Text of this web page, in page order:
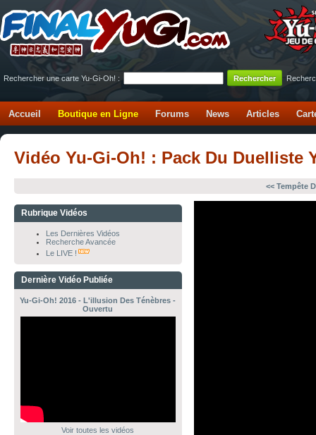
Rechercher une carte Yu-Gi-Oh! :
Accueil Boutique en Ligne Forums News Articles
Vidéo Yu-Gi-Oh! : Pack Du Duelliste
<< Tempête
Rubrique Vidéos
Les Dernières Vidéos
Recherche Avancée
Le LIVE !
Dernière Vidéo Publiée
Yu-Gi-Oh! 2016 - L'illusion Des Ténèbres -
Ouvertu
Voir toutes les vidéos